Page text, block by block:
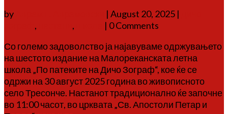
by | August 20, 2025 |
, ,
| 0 Comments
Со големо задоволство ја најавуваме одржувањето
на шестото издание на Малореканската летна
школа „По патеките на Дичо Зограф“, кое ќе се
одржи на 30 август 2025 година во живописното
село Тресонче. Настанот традиционално ќе започне
во 11:00 часот, во црквата „Св. Апостоли Петар и